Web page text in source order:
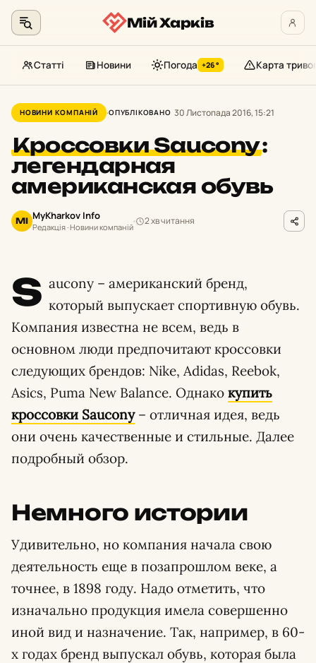
до
контенту
Мій Харків
Статті Новини Погода +26° Карта
НОВИНИ КОМПАНІЙ ОПУБЛІКОВАНО 30 Листопада 2016, 15:21
Кроссовки Saucony:
легендарная
американская обувь
MI MyKharkov Info
Редакція · Новини компаній
2 хв читання
S aucony – американский бренд,
который выпускает спортивную обувь.
Компания известна не всем, ведь в
основном люди предпочитают кроссовки
следующих брендов: Nike, Adidas, Reebok,
Asics, Puma New Balance. Однако купить
кроссовки Saucony– отличная идея, ведь
они очень качественные и стильные. Далее
подробный обзор.
Немного истории
Удивительно, но компания начала свою
деятельность еще в позапрошлом веке, а
точнее, в 1898 году. Надо отметить, что
изначально продукция имела совершенно
иной вид и назначение. Так, например, в 60-
х годах бренд выпускал обувь, которая была